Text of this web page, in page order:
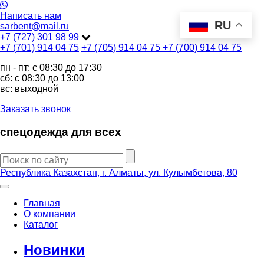
Написать нам
sarbent@mail.ru
+7 (727) 301 98 99
+7 (701) 914 04 75 +7 (705) 914 04 75 +7 (700) 914 04 75
пн - пт: c 08:30 до 17:30
сб: c 08:30 до 13:00
вс: выходной
Заказать звонок
спецодежда для всех
Республика Казахстан, г. Алматы, ул. Кулымбетова, 80
Главная
О компании
Каталог
Новинки
RU